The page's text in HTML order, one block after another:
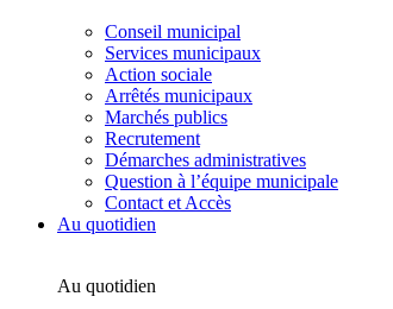
Conseil municipal
Services municipaux
Action sociale
Arrêtés municipaux
Marchés publics
Recrutement
Démarches administratives
Question à l’équipe municipale
Contact et Accès
Au quotidien
Au quotidien